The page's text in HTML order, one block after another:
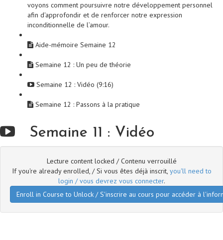
voyons comment poursuivre notre développement personnel
afin d'approfondir et de renforcer notre expression
inconditionnelle de l’amour.
Aide-mémoire Semaine 12
Semaine 12 : Un peu de théorie
Semaine 12 : Vidéo (9:16)
Semaine 12 : Passons à la pratique
Semaine 11 : Vidéo
Lecture content locked / Contenu verrouillé
If you're already enrolled, / Si vous êtes déjà inscrit, you'll need to
login / vous devrez vous connecter.
Enroll in Course to Unlock / S'inscrire au cours pour accéder à